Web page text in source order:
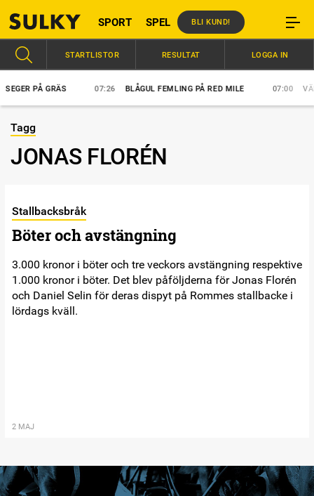
SPORT SPEL BLI KUND!
PÅ GRÄS 07:26 BLÅGUL FEMLING PÅ RED MILE 07:00
STARTLISTOR RESULTAT LOGGA IN
Tagg
JONAS FLORÉN
Stallbacksbråk
Böter och avstängning
3.000 kronor i böter och tre veckors avstängning respektive
1.000 kronor i böter. Det blev påföljderna för Jonas Florén
och Daniel Selin för deras dispyt på Rommes stallbacke i
lördags kväll.
2 MAJ